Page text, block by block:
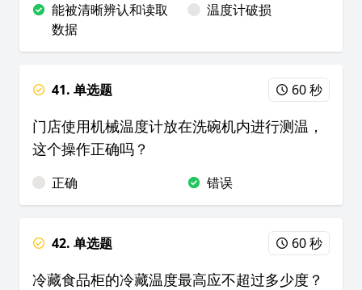
能被清晰辨认和读取
数据
温度计破损
41. 单选题 60 秒
门店使用机械温度计放在洗碗机内进行测温，
这个操作正确吗？
正确 错误
42. 单选题 60 秒
冷藏食品柜的冷藏温度最高应不超过多少度？